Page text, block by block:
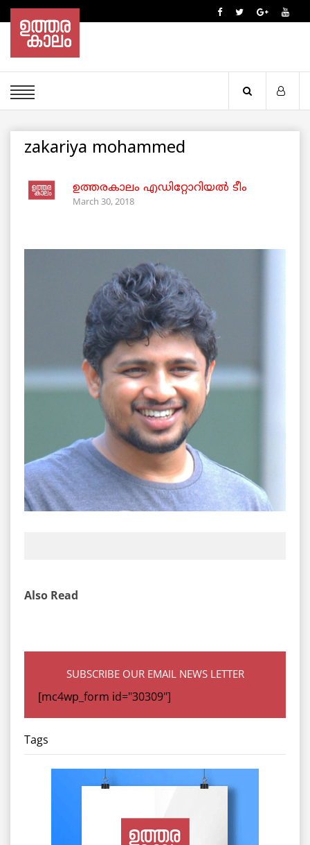
zakariya mohammed
ഉത്തരകാലം എഡിറ്റോറിയല്‍ ടീം
March 30, 2018
Also Read
SUBSCRIBE OUR EMAIL NEWS LETTER
[mc4wp_form id="30309"]
Tags